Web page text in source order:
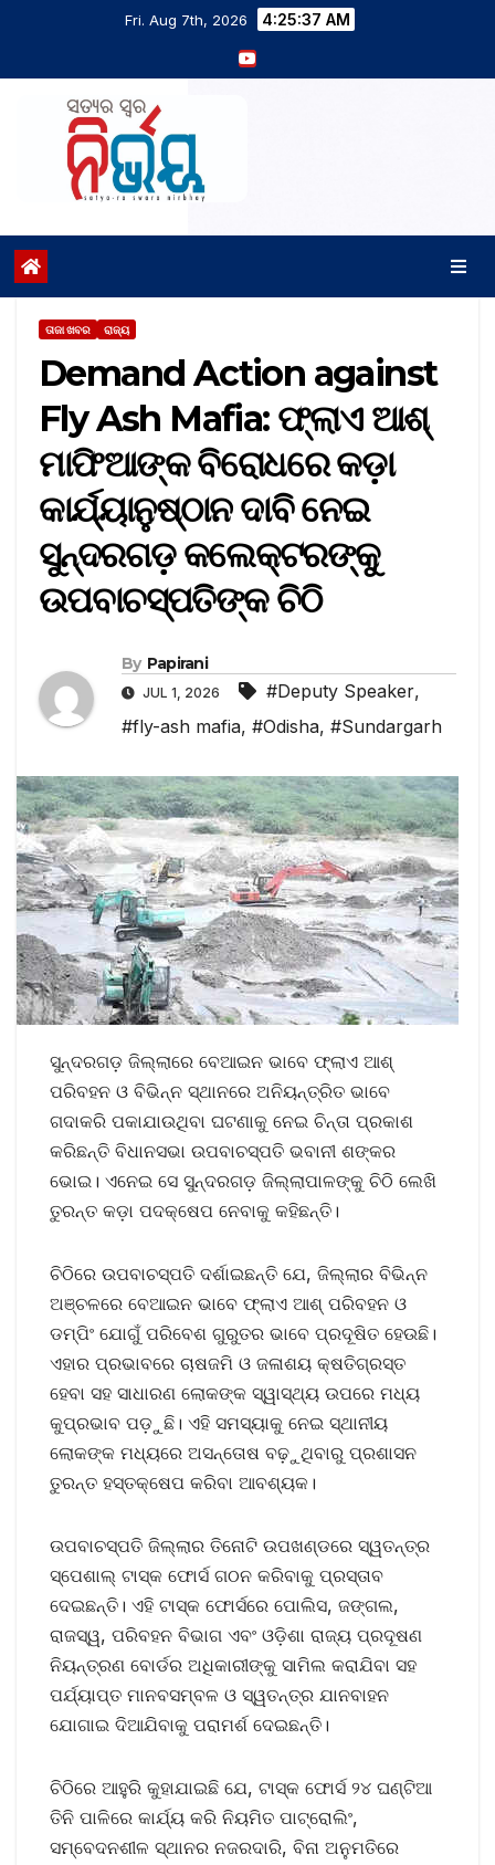
Fri. Aug 7th, 2026 4:25:38 AM
ତାଜା ଖବର ରାଜ୍ୟ
Demand Action against
Fly Ash Mafia: ଫ୍ଲାଏ ଆଶ୍‌
ମାଫିଆଙ୍କ ବିରୋଧରେ କଡ଼ା
କାର୍ଯ୍ୟାନୁଷ୍ଠାନ ଦାବି ନେଇ
ସୁନ୍ଦରଗଡ଼ କଲେକ୍ଟରଙ୍କୁ
ଉପବାଚସ୍ପତିଙ୍କ ଚିଠି
By Papirani
JUL 1, 2026 #Deputy Speaker,
#fly-ash mafia, #Odisha, #Sundargarh
ସୁନ୍ଦରଗଡ଼ ଜିଲ୍ଲାରେ ବେଆଇନ ଭାବେ ଫ୍ଲାଏ ଆଶ୍‌
ପରିବହନ ଓ ବିଭିନ୍ନ ସ୍ଥାନରେ ଅନିୟନ୍ତ୍ରିତ ଭାବେ
ଗଦାକରି ପକାଯାଉଥିବା ଘଟଣାକୁ ନେଇ ଚିନ୍ତା ପ୍ରକାଶ
କରିଛନ୍ତି ବିଧାନସଭା ଉପବାଚସ୍ପତି ଭବାନୀ ଶଙ୍କର
ଭୋଇ। ଏନେଇ ସେ ସୁନ୍ଦରଗଡ଼ ଜିଲ୍ଲାପାଳଙ୍କୁ ଚିଠି ଲେଖି
ତୁରନ୍ତ କଡ଼ା ପଦକ୍ଷେପ ନେବାକୁ କହିଛନ୍ତି।
ଚିଠିରେ ଉପବାଚସ୍ପତି ଦର୍ଶାଇଛନ୍ତି ଯେ, ଜିଲ୍ଲାର ବିଭିନ୍ନ
ଅଞ୍ଚଳରେ ବେଆଇନ ଭାବେ ଫ୍ଲାଏ ଆଶ୍‌ ପରିବହନ ଓ
ଡମ୍ପିଂ ଯୋଗୁଁ ପରିବେଶ ଗୁରୁତର ଭାବେ ପ୍ରଦୂଷିତ ହେଉଛି।
ଏହାର ପ୍ରଭାବରେ ଚାଷଜମି ଓ ଜଳାଶୟ କ୍ଷତିଗ୍ରସ୍ତ
ହେବା ସହ ସାଧାରଣ ଲୋକଙ୍କ ସ୍ୱାସ୍ଥ୍ୟ ଉପରେ ମଧ୍ୟ
କୁପ୍ରଭାବ ପଡ଼ୁଛି। ଏହି ସମସ୍ୟାକୁ ନେଇ ସ୍ଥାନୀୟ
ଲୋକଙ୍କ ମଧ୍ୟରେ ଅସନ୍ତୋଷ ବଢ଼ୁଥିବାରୁ ପ୍ରଶାସନ
ତୁରନ୍ତ ହସ୍ତକ୍ଷେପ କରିବା ଆବଶ୍ୟକ।
ଉପବାଚସ୍ପତି ଜିଲ୍ଲାର ତିନୋଟି ଉପଖଣ୍ଡରେ ସ୍ୱତନ୍ତ୍ର
ସ୍ପେଶାଲ୍ ଟାସ୍କ ଫୋର୍ସ ଗଠନ କରିବାକୁ ପ୍ରସ୍ତାବ
ଦେଇଛନ୍ତି। ଏହି ଟାସ୍କ ଫୋର୍ସରେ ପୋଲିସ, ଜଙ୍ଗଲ,
ରାଜସ୍ୱ, ପରିବହନ ବିଭାଗ ଏବଂ ଓଡ଼ିଶା ରାଜ୍ୟ ପ୍ରଦୂଷଣ
ନିୟନ୍ତ୍ରଣ ବୋର୍ଡର ଅଧିକାରୀଙ୍କୁ ସାମିଲ କରାଯିବା ସହ
ପର୍ଯ୍ୟାପ୍ତ ମାନବସମ୍ବଳ ଓ ସ୍ୱତନ୍ତ୍ର ଯାନବାହନ
ଯୋଗାଇ ଦିଆଯିବାକୁ ପରାମର୍ଶ ଦେଇଛନ୍ତି।
ଚିଠିରେ ଆହୁରି କୁହାଯାଇଛି ଯେ, ଟାସ୍କ ଫୋର୍ସ ୨୪ ଘଣ୍ଟିଆ
ତିନି ପାଳିରେ କାର୍ଯ୍ୟ କରି ନିୟମିତ ପାଟ୍ରୋଲିଂ,
ସମ୍ବେଦନଶୀଳ ସ୍ଥାନର ନଜରଦାରି, ବିନା ଅନୁମତିରେ